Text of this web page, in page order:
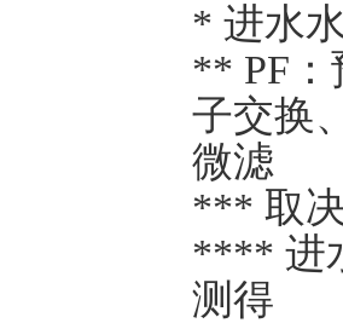
* 进水
** PF：
子交换
微滤
*** 取
**** 进
测得